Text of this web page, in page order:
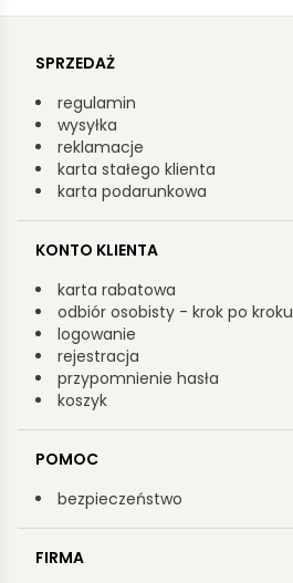
SPRZEDAŻ
regulamin
wysyłka
reklamacje
karta stałego klienta
karta podarunkowa
KONTO KLIENTA
karta rabatowa
odbiór osobisty - krok po kroku
logowanie
rejestracja
przypomnienie hasła
koszyk
POMOC
bezpieczeństwo
FIRMA